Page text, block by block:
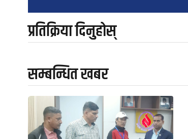
प्रतिक्रिया दिनुहोस्
सम्बन्धित खबर